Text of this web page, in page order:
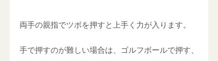
両手の親指でツボを押すと上手く力が入ります。
手で押すのが難しい場合は、ゴルフボールで押す、